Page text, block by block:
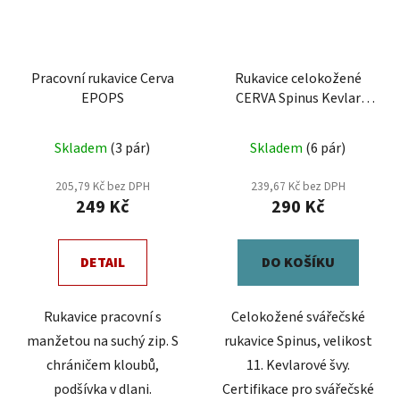
Pracovní rukavice Cerva
EPOPS
Skladem (3 pár)
205,79 Kč bez DPH
249 Kč
DETAIL
Rukavice pracovní s
manžetou na suchý zip. S
chráničem kloubů,
podšívka v dlani.
Rukavice celokožené
CERVA Spinus Kevlar
Skladem (6 pár)
239,67 Kč bez DPH
290 Kč
DO KOŠÍKU
Celokožené svářečské
rukavice Spinus, velikost
11. Kevlarové švy.
Certifikace pro svářečské